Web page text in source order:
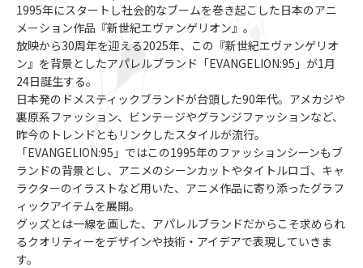
1995年にスタートし社会的なブームを巻き起こした日本のアニ
メーション作品『新世紀エヴァンゲリオン』。
放映から30周年を迎える2025年、この『新世紀エヴァンゲリオ
ン』を背景としたアパレルブランド「EVANGELION:95」が1月
24日誕生する。
日本発のドメスティックブランドが台頭した90年代。アメカジや
裏原系ファッション、ビンテージやグランジファッションなど、
昨今のトレンドともリンクしたスタイルが流行。
「EVANGELION:95」ではこの1995年のファッションシーンもブ
ランドの背景とし、アニメのシーンカットやタイトルロゴ、キャ
ラクターのイラストなど用いた、アニメ作品に寄り添ったグラフ
ィックアイテムを展開。
グッズとは一線を画した、アパレルブランドだからこそ求められ
るクオリティーをデザインや技術・アイデアで表現していきま
す。